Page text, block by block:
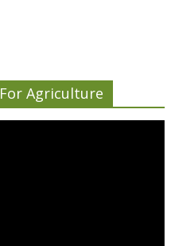
Agriculture